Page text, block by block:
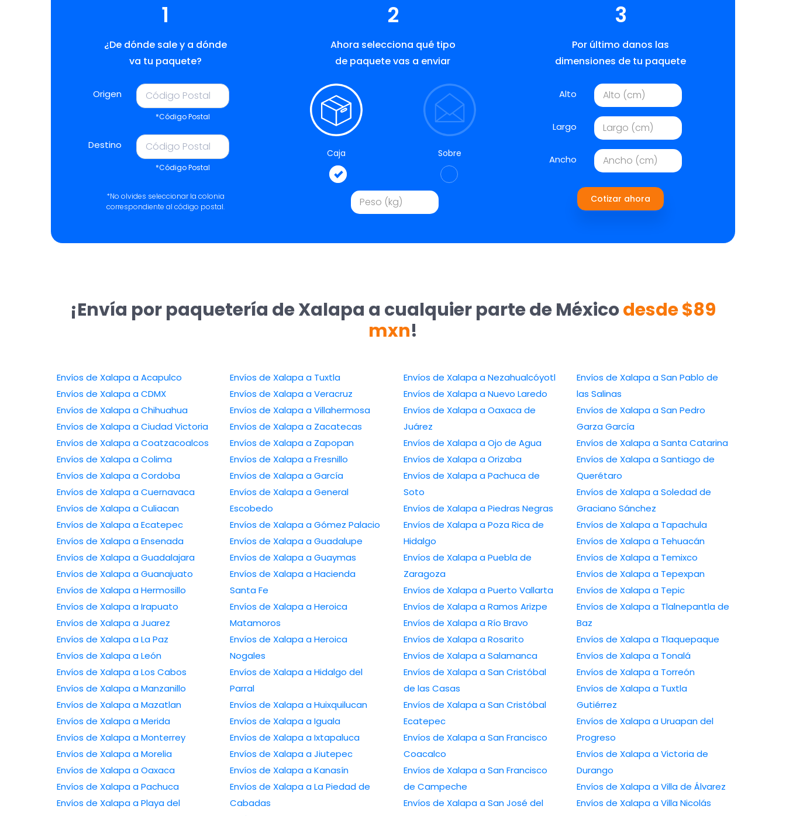
1
¿De dónde sale y a dónde
va tu paquete?
Origen
*Código Postal
Destino
*Código Postal
*No olvides seleccionar la colonia
correspondiente al código postal.
2
Ahora selecciona qué tipo
de paquete vas a enviar
Caja Sobre
3
Por último danos las
dimensiones de tu paquete
Alto
Largo
Ancho
Cotizar ahora
¡Envía por paquetería de Xalapa a cualquier parte de Méxicodesde $89
mxn!
Envíos de Xalapa a Acapulco
Envíos de Xalapa a CDMX
Envíos de Xalapa a Chihuahua
Envíos de Xalapa a Ciudad Victoria
Envíos de Xalapa a Coatzacoalcos
Envíos de Xalapa a Colima
Envíos de Xalapa a Cordoba
Envíos de Xalapa a Cuernavaca
Envíos de Xalapa a Culiacan
Envíos de Xalapa a Ecatepec
Envíos de Xalapa a Ensenada
Envíos de Xalapa a Guadalajara
Envíos de Xalapa a Guanajuato
Envíos de Xalapa a Hermosillo
Envíos de Xalapa a Irapuato
Envíos de Xalapa a Juarez
Envíos de Xalapa a La Paz
Envíos de Xalapa a León
Envíos de Xalapa a Los Cabos
Envíos de Xalapa a Manzanillo
Envíos de Xalapa a Mazatlan
Envíos de Xalapa a Merida
Envíos de Xalapa a Monterrey
Envíos de Xalapa a Morelia
Envíos de Xalapa a Oaxaca
Envíos de Xalapa a Pachuca
Envíos de Xalapa a Playa del
Envíos de Xalapa a Tuxtla
Envíos de Xalapa a Veracruz
Envíos de Xalapa a Villahermosa
Envíos de Xalapa a Zacatecas
Envíos de Xalapa a Zapopan
Envíos de Xalapa a Fresnillo
Envíos de Xalapa a García
Envíos de Xalapa a General
Escobedo
Envíos de Xalapa a Gómez Palacio
Envíos de Xalapa a Guadalupe
Envíos de Xalapa a Guaymas
Envíos de Xalapa a Hacienda
Santa Fe
Envíos de Xalapa a Heroica
Matamoros
Envíos de Xalapa a Heroica
Nogales
Envíos de Xalapa a Hidalgo del
Parral
Envíos de Xalapa a Huixquilucan
Envíos de Xalapa a Iguala
Envíos de Xalapa a Ixtapaluca
Envíos de Xalapa a Jiutepec
Envíos de Xalapa a Kanasín
Envíos de Xalapa a La Piedad de
Cabadas
Envíos de Xalapa a Nezahualcóyotl
Envíos de Xalapa a Nuevo Laredo
Envíos de Xalapa a Oaxaca de
Juárez
Envíos de Xalapa a Ojo de Agua
Envíos de Xalapa a Orizaba
Envíos de Xalapa a Pachuca de
Soto
Envíos de Xalapa a Piedras Negras
Envíos de Xalapa a Poza Rica de
Hidalgo
Envíos de Xalapa a Puebla de
Zaragoza
Envíos de Xalapa a Puerto Vallarta
Envíos de Xalapa a Ramos Arizpe
Envíos de Xalapa a Río Bravo
Envíos de Xalapa a Rosarito
Envíos de Xalapa a Salamanca
Envíos de Xalapa a San Cristóbal
de las Casas
Envíos de Xalapa a San Cristóbal
Ecatepec
Envíos de Xalapa a San Francisco
Coacalco
Envíos de Xalapa a San Francisco
de Campeche
Envíos de Xalapa a San José del
Envíos de Xalapa a San Pablo de
las Salinas
Envíos de Xalapa a San Pedro
Garza García
Envíos de Xalapa a Santa Catarina
Envíos de Xalapa a Santiago de
Querétaro
Envíos de Xalapa a Soledad de
Graciano Sánchez
Envíos de Xalapa a Tapachula
Envíos de Xalapa a Tehuacán
Envíos de Xalapa a Temixco
Envíos de Xalapa a Tepexpan
Envíos de Xalapa a Tepic
Envíos de Xalapa a Tlalnepantla de
Baz
Envíos de Xalapa a Tlaquepaque
Envíos de Xalapa a Tonalá
Envíos de Xalapa a Torreón
Envíos de Xalapa a Tuxtla
Gutiérrez
Envíos de Xalapa a Uruapan del
Progreso
Envíos de Xalapa a Victoria de
Durango
Envíos de Xalapa a Villa de Álvarez
Envíos de Xalapa a Villa Nicolás